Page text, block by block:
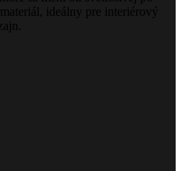
ideálny pre interiérový